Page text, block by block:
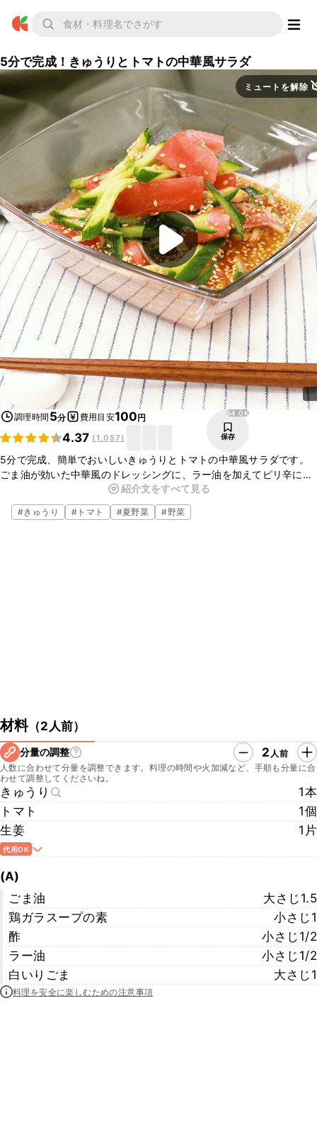
5分で完成！きゅうりとトマトの中華風サラダ
ミュートを解除
調理時間 5分 費用目安100円
4.37 (1,057)
64.0K
保存
5分で完成、簡単でおいしいきゅうりとトマトの中華風サラダです。
ごま油が効いた中華風のドレッシングに、ラー油を加えてピリ辛に仕
上げました。箸休めやお酒のおつまみにもぴったりですよ。ぜひお試
しくださいね。
紹介文をすべて見る
#きゅうり # トマト #夏野菜 #野菜
材料（2人前）
分量の調整 2 人前
人数に合わせて分量を調整できます。料理の時間や火加減など、手順も分量に合
わせて調整してくださいね。
きゅうり
1本
トマト
1個
生姜
1片
代用OK
(A)
ごま油
大さじ1.5
鶏ガラスープの素
小さじ1
酢
小さじ1/2
ラー油
小さじ1/2
白いりごま
大さじ1
料理を安全に楽しむための注意事項